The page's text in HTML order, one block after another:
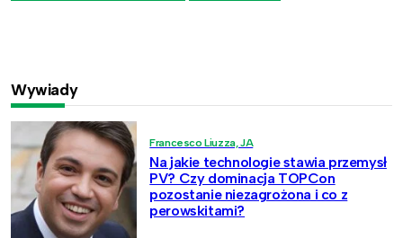
Wywiady
Francesco Liuzza, JA
Na jakie technologie stawia przemysł
PV? Czy dominacja TOPCon
pozostanie niezagrożona i co z
perowskitami?